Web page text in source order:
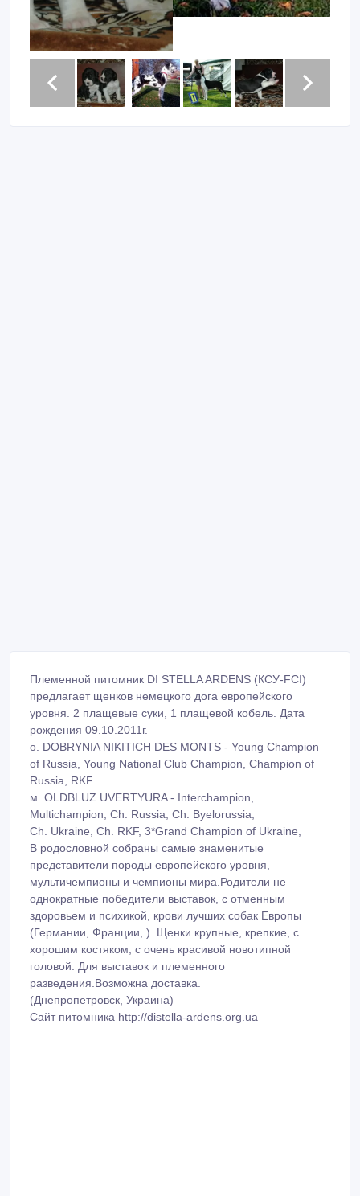
уровня. 2 плащевые суки, 1 плащевой кобель. Дата
рождения 09.10.2011г.
о. DOBRYNIA NIKITICH DES MONTS - Young Champion
of Russia, Young National Club Champion, Champion of
Russia, RKF.
м. OLDBLUZ UVERTYURA - Interchampion,
Multichampion, Ch. Russia, Ch. Byelorussia,
Ch. Ukraine, Ch. RKF, 3*Grand Champion of Ukraine,
В родословной собраны самые знаменитые
представители породы европейского уровня,
мультичемпионы и чемпионы мира.Родители не
однократные победители выставок, с отменным
здоровьем и психикой, крови лучших собак Европы
(Германии, Франции, ). Щенки крупные, крепкие, с
хорошим костяком, с очень красивой новотипной
головой. Для выставок и племенного
разведения.Возможна доставка.
(Днепропетровск, Украина)
Сайт питомника http://distella-ardens.org.ua